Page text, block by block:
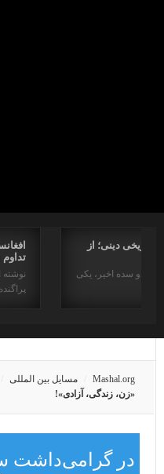
نوشته
دینی؛ از
در دو سده اخیر، یکی
Mashal.org مسایل بین المللی
«زن، زندگی، آزادی»!
در گرامی‌داشت